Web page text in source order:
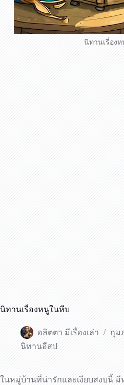
นิทานเรื่อง
นิทานเรื่องหนูในหีบ
อลิตตา มีเรื่องเล่า
กุม
นิทานอีสป
ในหมู่บ้านที่น่ารักและเงียบสงบนี้